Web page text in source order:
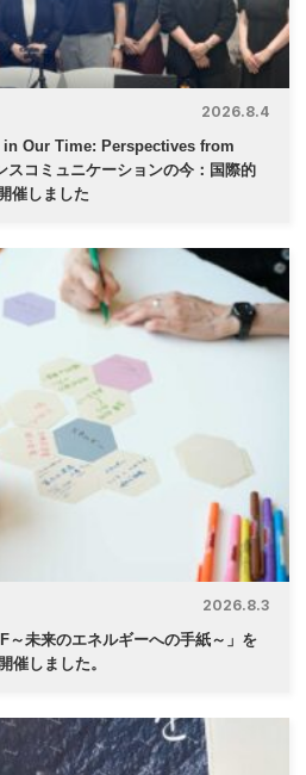
2026.8.4
Our Time: Perspectives from
コミュニケーションの今：国際的
催しました
2026.8.3
～未来のエネルギーへの手紙～」を
催しました。